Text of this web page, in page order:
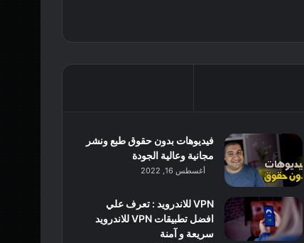
فيديوهات بدون حقوق طبع ونشر
مجانية وعالية الجودة
أغسطس 16, 2022
VPN للاندرويد : تعرف علي
افضل تطبيقات VPN للاندرويد
سريعة و آمنة